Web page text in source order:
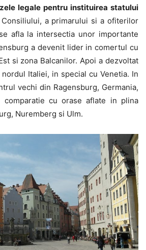
legale pentru instituirea statului
Consiliului, a primarului si a ofiterilor
afla la intersectia unor importante
a devenit lider in comertul cu
si zona Balcanilor. Apoi a dezvoltat
Italiei, in special cu Venetia. In
vechi din Ragensburg, Germania,
cu orase aflate in plina
Nuremberg si Ulm.